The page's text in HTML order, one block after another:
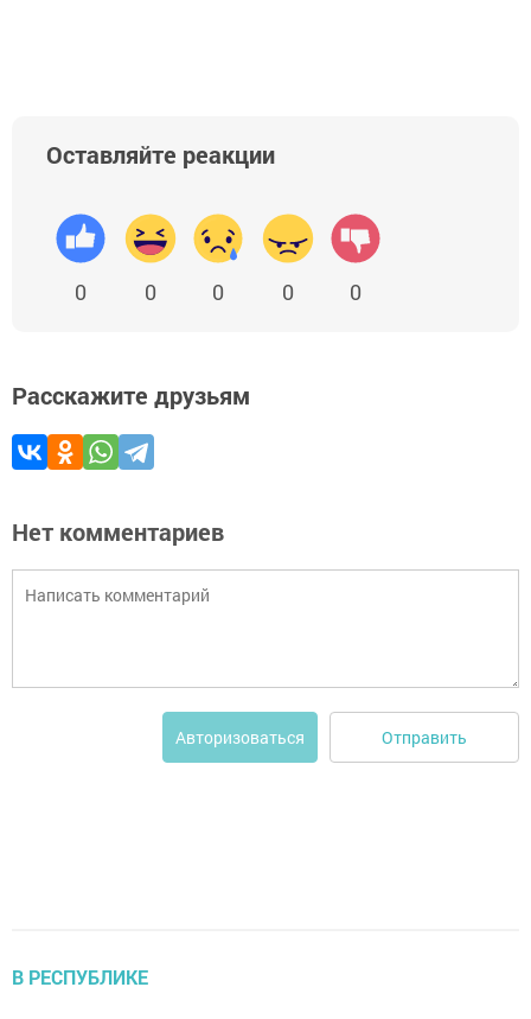
Оставляйте реакции
0 0 0 0 0
Расскажите друзьям
Нет комментариев
Авторизоваться Отправить
В РЕСПУБЛИКЕ